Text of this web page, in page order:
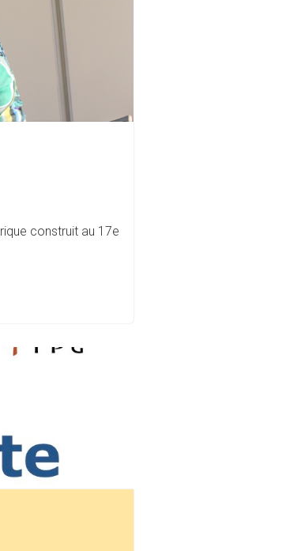
construit au 17e